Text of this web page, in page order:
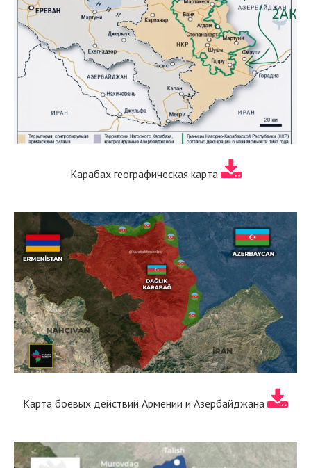
Карабах географическая карта
Карта боевых действий Армении и Азербайджана